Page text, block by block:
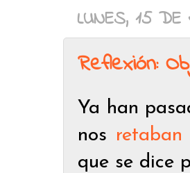
LUNES, 15
Reflexión:
Ya han
nos
que se dice